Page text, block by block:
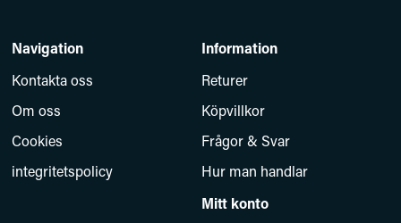
Navigation
Kontakta oss
Om oss
Cookies
integritetspolicy
Information
Returer
Köpvillkor
Frågor & Svar
Hur man handlar
Mitt konto